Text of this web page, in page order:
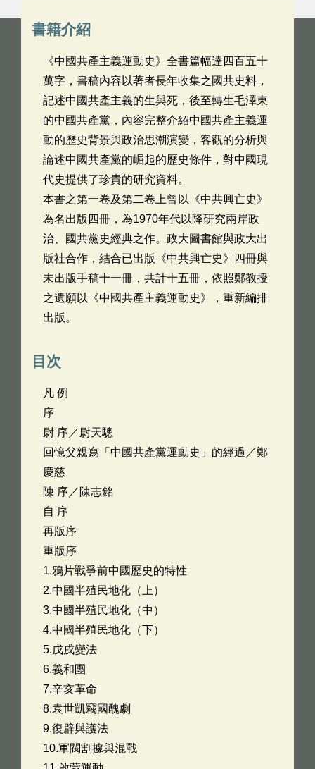
書籍介紹
《中國共產主義運動史》全書篇幅達四百五十
萬字，書稿內容以著者長年收集之國共史料，
記述中國共產主義的生與死，後至轉生毛澤東
的中國共產黨，內容完整介紹中國共產主義運
動的歷史背景與政治思潮演變，客觀的分析與
論述中國共產黨的崛起的歷史條件，對中國現
代史提供了珍貴的研究資料。
本書之第一卷及第二卷上曾以《中共興亡史》
為名出版四冊，為1970年代以降研究兩岸政
治、國共黨史經典之作。政大圖書館與政大出
版社合作，結合已出版《中共興亡史》四冊與
未出版手稿十一冊，共計十五冊，依照鄭教授
之遺願以《中國共產主義運動史》，重新編排
出版。
目次
凡 例
序
尉 序／尉天驄
回憶父親寫「中國共產黨運動史」的經過／鄭
慶慈
陳 序／陳志銘
自 序
再版序
重版序
1.鴉片戰爭前中國歷史的特性
2.中國半殖民地化（上）
3.中國半殖民地化（中）
4.中國半殖民地化（下）
5.戊戌變法
6.義和團
7.辛亥革命
8.袁世凱竊國醜劇
9.復辟與護法
10.軍閥割據與混戰